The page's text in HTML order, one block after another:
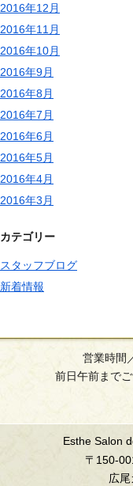
2016年12月
2016年11月
2016年10月
2016年9月
2016年8月
2016年7月
2016年6月
2016年5月
2016年4月
2016年3月
カテゴリー
スタッフブログ
新着情報
営業時間
前日午前まで
Esthe Salon
〒150-
広